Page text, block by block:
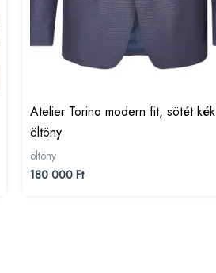
Atelier Torino modern fit, sötét kék
öltöny
öltöny
180 000 Ft